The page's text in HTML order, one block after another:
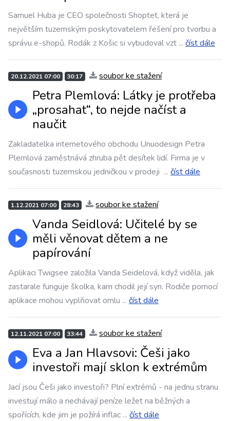
Samuel Huba je CEO společnosti Shoptet, která je
největším tuzemským poskytovatelem řešení pro tvorbu a
správu e-shopů. Rodák z Košic si vybudoval vzt ... číst dále
20.12.2021 07:00 30:17 soubor ke stažení
Petra Plemlová: Látky je protřeba
„prosahat“, to nejde načíst a
naučit
Zakladatelka internetového obchodu Unuodesign Petra
Plemlová zaměstnává zhruba pět desítek lidí. Firma je v
současnosti tuzemskou jedničkou v prodeji ... číst dále
1.12.2021 07:00 28:43 soubor ke stažení
Vanda Seidlová: Učitelé by se
měli věnovat dětem a ne
papírování
Aplikaci Twigsee založila Vanda Seidelová, když viděla, jak
zastarale funguje školka, kam chodil její syn. Rodiče pomocí
aplikace mohou vyplňovat omlu ... číst dále
12.11.2021 07:00 33:44 soubor ke stažení
Eva a Jan Hlavsovi: Češi jako
investoři mají sklon k extrémům
Jací jsou Češi jako investoři? Plní extrémů - na jednu stranu
investují málo a nechávají peníze ležet na běžných a
spořících, kde jim je požírá inflac ... číst dále